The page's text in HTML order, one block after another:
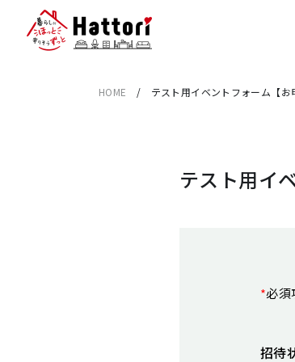
HOME / テスト用イベントフォーム【お
テスト用イ
*必須
招待